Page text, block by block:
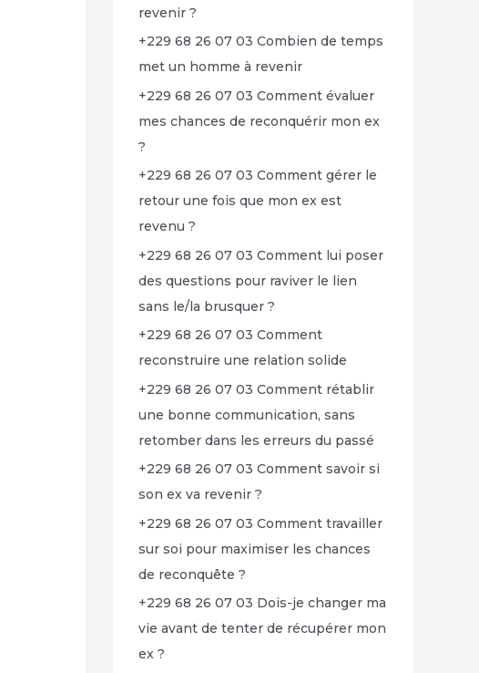
revenir ?
+229 68 26 07 03 Combien de temps
met un homme à revenir
+229 68 26 07 03 Comment évaluer
mes chances de reconquérir mon ex
?
+229 68 26 07 03 Comment gérer le
retour une fois que mon ex est
revenu ?
+229 68 26 07 03 Comment lui poser
des questions pour raviver le lien
sans le/la brusquer ?
+229 68 26 07 03 Comment
reconstruire une relation solide
+229 68 26 07 03 Comment rétablir
une bonne communication, sans
retomber dans les erreurs du passé
+229 68 26 07 03 Comment savoir si
son ex va revenir ?
+229 68 26 07 03 Comment travailler
sur soi pour maximiser les chances
de reconquête ?
+229 68 26 07 03 Dois-je changer ma
vie avant de tenter de récupérer mon
ex ?